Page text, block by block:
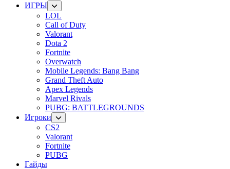
ИГРЫ
LOL
Call of Duty
Valorant
Dota 2
Fortnite
Overwatch
Mobile Legends: Bang Bang
Grand Theft Auto
Apex Legends
Marvel Rivals
PUBG: BATTLEGROUNDS
Игроки
CS2
Valorant
Fortnite
PUBG
Гайды